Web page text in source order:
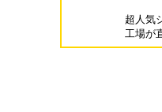
超人気